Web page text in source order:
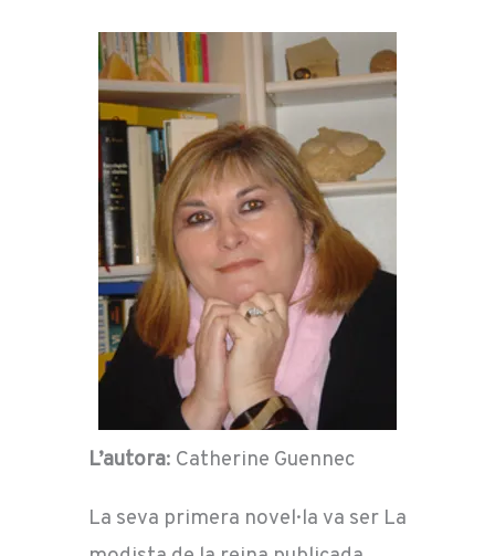
L’autora: Catherine Guennec
La seva primera novel·la va ser La